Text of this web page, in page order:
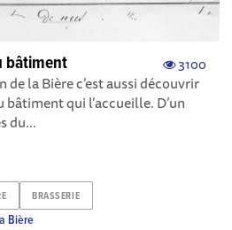
3100
bâtiment
la Bière c’est aussi découvrir
qui l’accueille. D’un
du...
BRASSERIE
Bière